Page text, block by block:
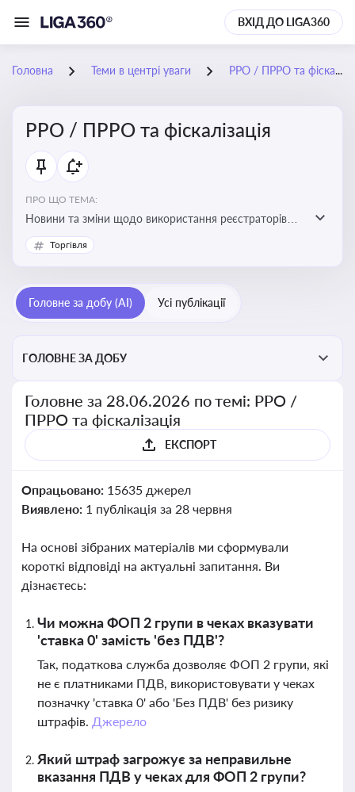
ВХІД ДО LIGA360
Головна Теми в центрі уваги РРО / ПРРО та фіскалізація
РРО / ПРРО та фіскалізація
ПРО ЩО ТЕМА:
Новини та зміни щодо використання реєстраторів
розрахункових операцій, аналіз законодавства про
РРО, позиції ДПС та судів щодо РРО
Торгівля
Головне за добу (AI) Усі публікації
ГОЛОВНЕ ЗА ДОБУ
Головне за 28.06.2026 по темі: РРО /
ПРРО та фіскалізація
ЕКСПОРТ
Опрацьовано: 15635 джерел
Виявлено: 1 публікація за 28 червня
На основі зібраних матеріалів ми сформували
короткі відповіді на актуальні запитання. Ви
дізнаєтесь:
Чи можна ФОП 2 групи в чеках вказувати
'ставка 0' замість 'без ПДВ'?
Так, податкова служба дозволяє ФОП 2 групи, які
не є платниками ПДВ, використовувати у чеках
позначку 'ставка 0' або 'Без ПДВ' без ризику
штрафів. Джерело
Який штраф загрожує за неправильне
вказання ПДВ у чеках для ФОП 2 групи?